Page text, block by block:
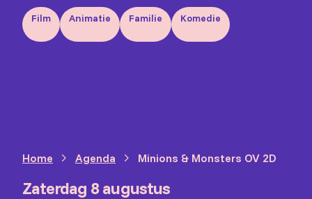
Film Animatie Familie Komedie
Home Agenda Minions & Monsters OV 2D
Zaterdag 8 augustus